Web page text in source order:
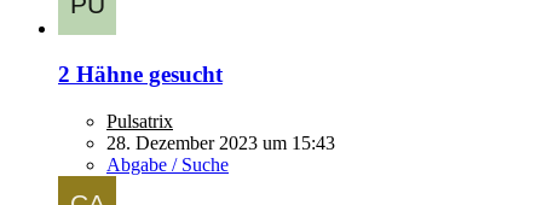
2 Hähne gesucht
Pulsatrix
28. Dezember 2023 um 15:43
Abgabe / Suche